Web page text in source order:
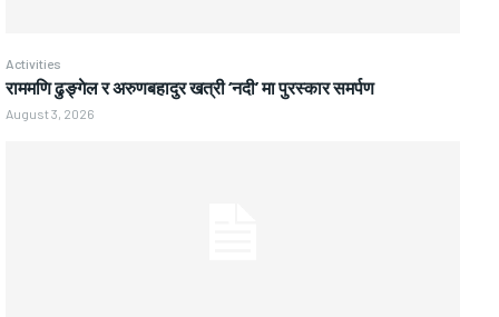
Activities
राममणि ढुङ्गेल र अरुणबहादुर खत्री ‘नदी’ मा पुरस्कार समर्पण
August 3, 2026